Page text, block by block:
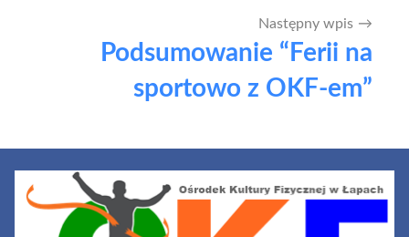
Następny wpis
Podsumowanie “Ferii na
sportowo z OKF-em”